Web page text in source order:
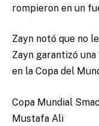
rompieron en un
Zayn notó que no
Zayn garantizó
en la Copa del
Copa Mundial
Mustafa Ali